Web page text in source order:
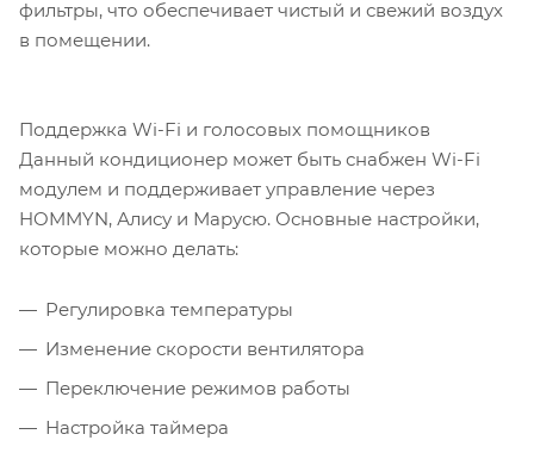
фильтры, что обеспечивает чистый и свежий воздух
в помещении.
Поддержка Wi-Fi и голосовых помощников
Данный кондиционер может быть снабжен Wi-Fi
модулем и поддерживает управление через
HOMMYN, Алису и Марусю. Основные настройки,
которые можно делать:
Регулировка температуры
Изменение скорости вентилятора
Переключение режимов работы
Настройка таймера